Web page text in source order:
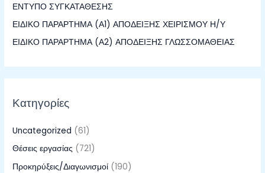
ΕΝΤΥΠΟ ΣΥΓΚΑΤΑΘΕΣΗΣ
ΕΙΔΙΚΟ ΠΑΡΑΡΤΗΜΑ (Α1) ΑΠΟΔΕΙΞΗΣ ΧΕΙΡΙΣΜΟΥ Η/Υ
ΕΙΔΙΚΟ ΠΑΡΑΡΤΗΜΑ (Α2) ΑΠΟΔΕΙΞΗΣ ΓΛΩΣΣΟΜΑΘΕΙΑΣ
Κατηγορίες
Uncategorized (61)
Θέσεις εργασίας (721)
Προκηρύξεις/Διαγωνισμοί (190)